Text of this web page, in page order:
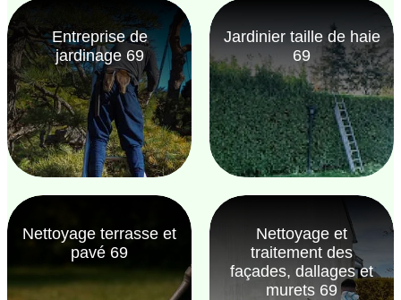
Entreprise de
jardinage 69
Jardinier taille de haie
69
Nettoyage terrasse et
pavé 69
Nettoyage et
traitement des
façades, dallages et
murets 69